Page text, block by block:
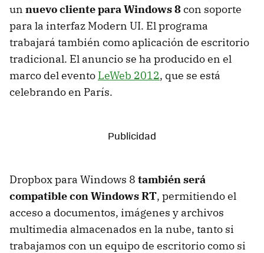
un nuevo cliente para Windows 8con soporte
para la interfaz Modern UI. El programa
trabajará también como aplicación de escritorio
tradicional. El anuncio se ha producido en el
marco del evento LeWeb 2012, que se está
celebrando en París.
Dropbox para Windows 8 también será
compatible con Windows RT, permitiendo el
acceso a documentos, imágenes y archivos
multimedia almacenados en la nube, tanto si
trabajamos con un equipo de escritorio como si